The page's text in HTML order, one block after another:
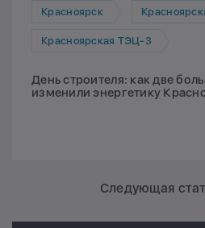
Красноярск
Красноярская ТЭЦ-3
День строителя: как две
изменили энергетику
Следующая